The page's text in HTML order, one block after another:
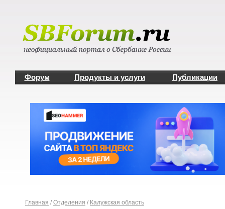
Форум Продукты и услуги Публикации
Главная / Отделения / Калужская область